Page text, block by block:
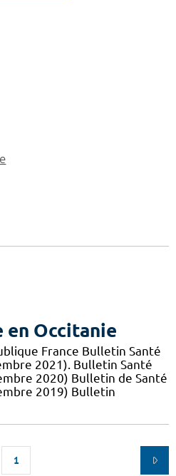
en Occitanie
France Bulletin Santé
2021). Bulletin Santé
2020) Bulletin de Santé
2019) Bulletin
1